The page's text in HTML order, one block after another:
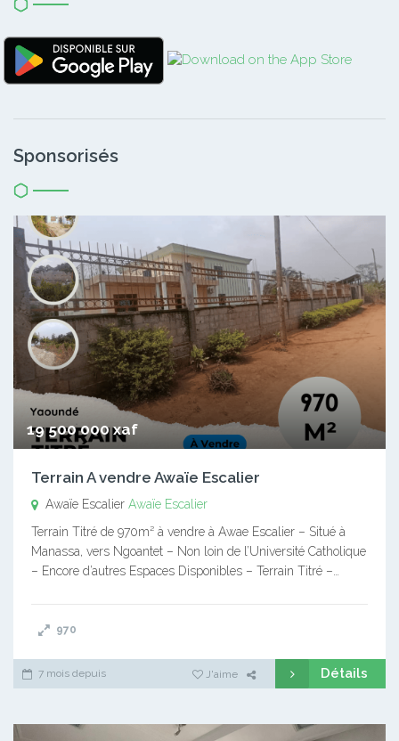
Sponsorisés
19 500 000 xaf
Terrain A vendre Awaïe Escalier
Awaïe Escalier Awaïe Escalier
Terrain Titré de 970m² à vendre à Awae Escalier – Situé à
Manassa, vers Ngoantet – Non loin de l’Université Catholique
– Encore d’autres Espaces Disponibles – Terrain Titré –…
970
7 mois depuis J'aime Détails